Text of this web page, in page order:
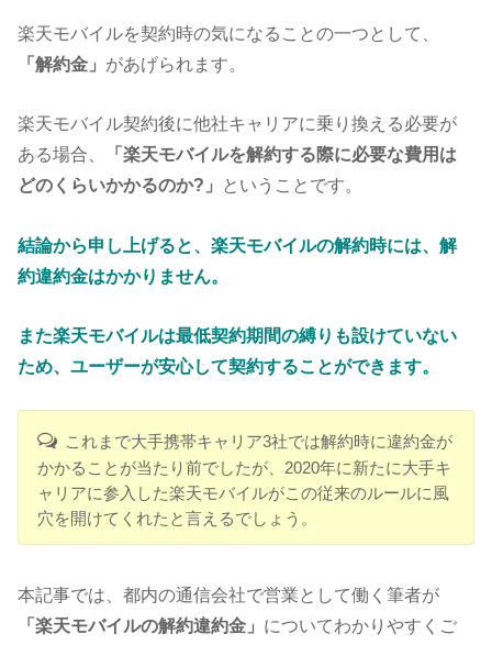
楽天モバイルを契約時の気になることの一つとして、
「解約金」 があげられます。
楽天モバイル契約後に他社キャリアに乗り換える必要が
ある場合、
「楽天モバイルを解約する際に必要な費用は
どのくらいかかるのか?」
ということです。
結論から申し上げると、楽天モバイルの解約時には、解
約違約金はかかりません。
また楽天モバイルは最低契約期間の縛りも設けていない
ため、ユーザーが安心して契約することができます。
これまで大手携帯キャリア3社では解約時に違約金が
かかることが当たり前でしたが、2020年に新たに大手キ
ャリアに参入した楽天モバイルがこの従来のルールに風
穴を開けてくれたと言えるでしょう。
本記事では、都内の通信会社で営業として働く筆者が
「楽天モバイルの解約違約金」 についてわかりやすくご